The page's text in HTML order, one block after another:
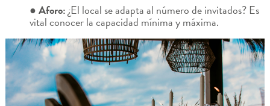
● Aforo:¿El local se adapta al número de invitados? Es
vital conocer la capacidad mínima y máxima.